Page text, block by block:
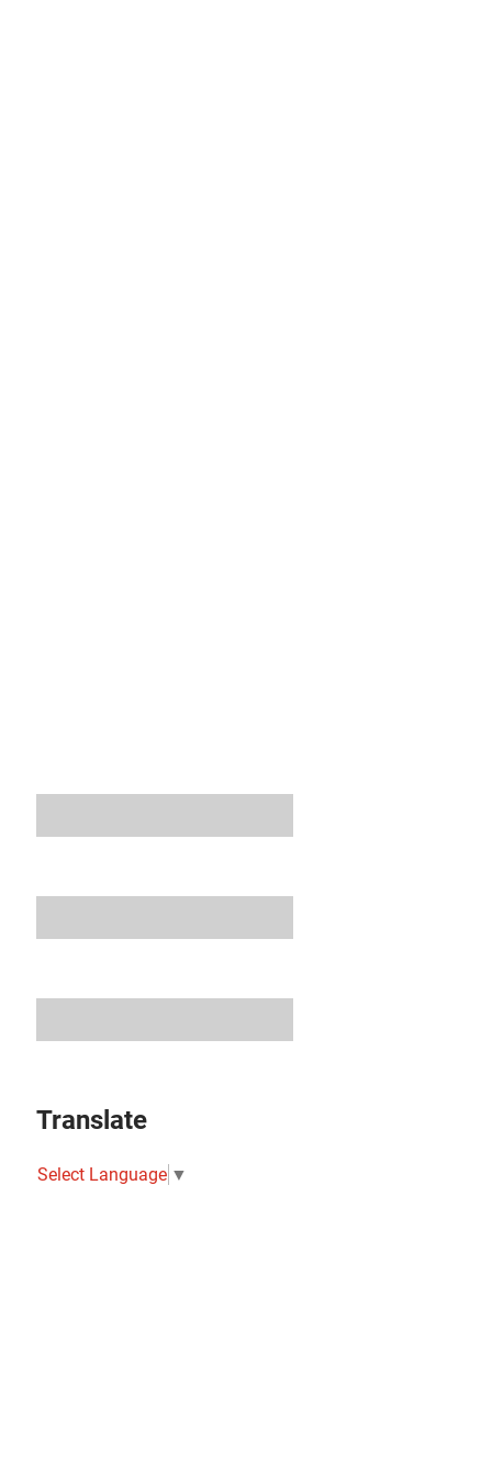
Translate
Select Language ▼